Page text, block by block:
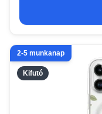
Kifutó
2-5 munkanap